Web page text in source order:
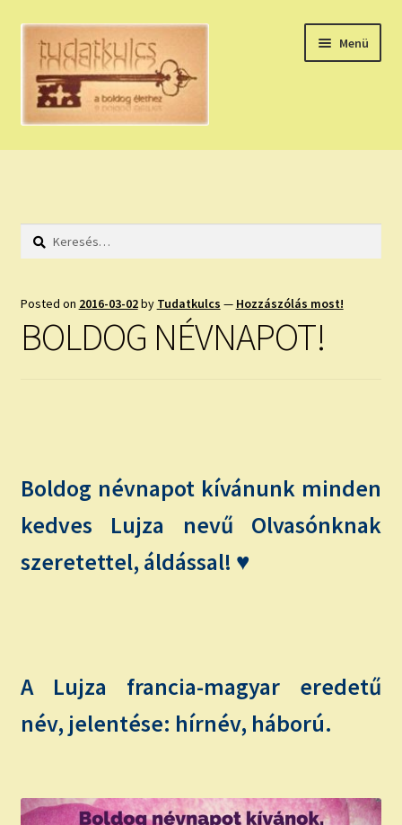
Ugrás
navigációhoz
Kilépés
tartalomba
Menü
HÚZZ EGY KÁRTYÁT!
HOLDNAPTÁR
NAPI ASZTROLÓGIA
ÍRJ NEKEM!
IRATKOZZ FEL A VIDEÓ CSATORNÁNKRA!
TAROT ELEMZÉS MEGRENDELÉSE LIMITÁLT!
Keresés:
Posted on 2016-03-02by Tudatkulcs — Hozzászólás most!
BOLDOG NÉVNAPOT!
Boldog névnapot kívánunk minden
kedves Lujza nevű Olvasónknak
szeretettel, áldással! ♥
A Lujza francia-magyar eredetű
név, jelentése: hírnév, háború.